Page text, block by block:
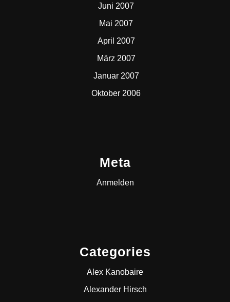
Juni 2007
Mai 2007
April 2007
März 2007
Januar 2007
Oktober 2006
Meta
Anmelden
Categories
Alex Kanobaire
Alexander Hirsch